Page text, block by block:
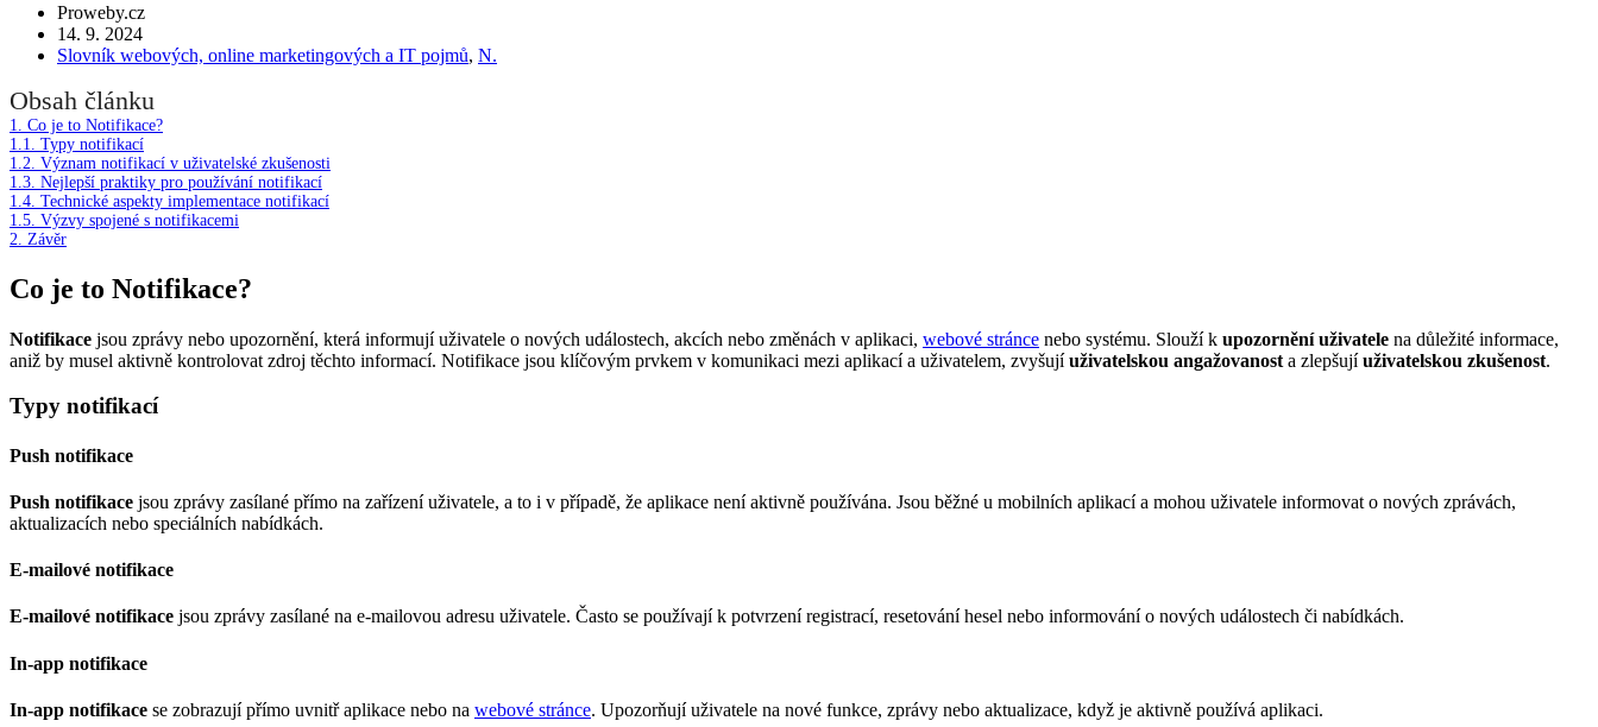
Proweby.cz
14. 9. 2024
Slovník webových, online marketingových a IT pojmů, N.
Obsah článku
1.
Co je to Notifikace?
1.1.
Typy notifikací
1.2. Význam notifikací v uživatelské zkušenosti
1.3. Nejlepší praktiky pro používání notifikací
1.4. Technické aspekty implementace notifikací
1.5. Výzvy spojené s notifikacemi
2.
Závěr
Co je to Notifikace?
Notifikace jsou zprávy nebo upozornění, která informují uživatele o nových událostech, akcích nebo změnách v aplikaci, webové stránce nebo systému. Slouží k upozornění uživatele na důležité informace,
aniž by musel aktivně kontrolovat zdroj těchto informací. Notifikace jsou klíčovým prvkem v komunikaci mezi aplikací a uživatelem, zvyšujíuživatelskou angažovanost a zlepšujíuživatelskou zkušenost.
Typy notifikací
Push notifikace
Push notifikace jsou zprávy zasílané přímo na zařízení uživatele, a to i v případě, že aplikace není aktivně používána. Jsou běžné u mobilních aplikací a mohou uživatele informovat o nových zprávách,
aktualizacích nebo speciálních nabídkách.
E-mailové notifikace
E-mailové notifikace jsou zprávy zasílané na e-mailovou adresu uživatele. Často se používají k potvrzení registrací, resetování hesel nebo informování o nových událostech či nabídkách.
In-app notifikace
In-app notifikace se zobrazují přímo uvnitř aplikace nebo na webové stránce. Upozorňují uživatele na nové funkce, zprávy nebo aktualizace, když je aktivně používá aplikaci.